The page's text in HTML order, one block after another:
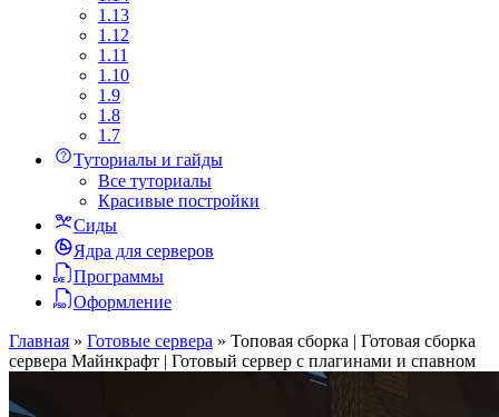
1.13
1.12
1.11
1.10
1.9
1.8
1.7
Туториалы и гайды
Все туториалы
Красивые постройки
Сиды
Ядра для серверов
Программы
Оформление
Главная » Готовые сервера » Топовая сборка | Готовая сборка
сервера Майнкрафт | Готовый сервер с плагинами и спавном